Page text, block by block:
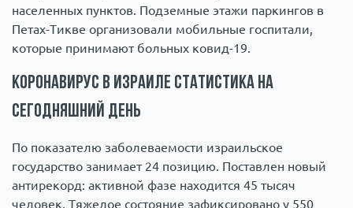
населенных пунктов. Подземные этажи паркингов в
Петах-Тикве организовали мобильные госпитали,
которые принимают больных ковид-19.
Коронавирус в Израиле статистика на
сегодняшний день
По показателю заболеваемости израильское
государство занимает 24 позицию. Поставлен новый
антирекорд: активной фазе находится 45 тысяч
человек. Тяжелое состояние зафиксировано у 550